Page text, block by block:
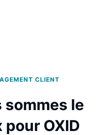
CLIENT
sommes le
OXID